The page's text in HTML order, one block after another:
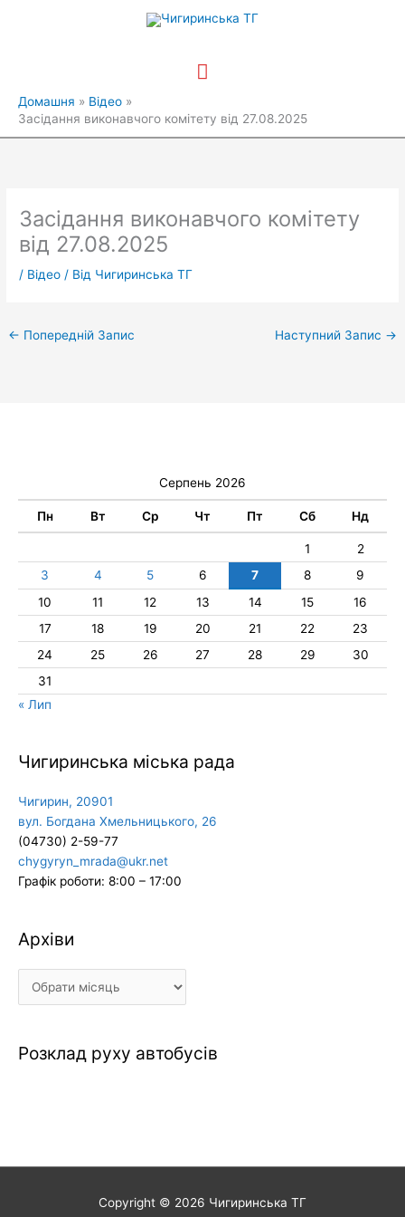
Головне
меню
Домашня
Відео
Засідання виконавчого комітету від 27.08.2025
Засідання виконавчого комітету
від 27.08.2025
/ Відео / Від Чигиринська ТГ
← Попередній Запис Наступний Запис →
Серпень 2026
Пн Вт Ср Чт Пт Сб Нд
1
2
3
4 5 6 7 8
9
10
11 12 13 14 15
16
17
18 19 20 21 22
23
24
25 26 27 28 29
30
31
« Лип
Чигиринська міська рада
Чигирин, 20901
вул. Богдана Хмельницького, 26
(04730) 2-59-77
chygyryn_mrada@ukr.net
Графік роботи: 8:00 – 17:00
Архіви
Архіви
Розклад руху автобусів
Copyright © 2026 Чигиринська ТГ